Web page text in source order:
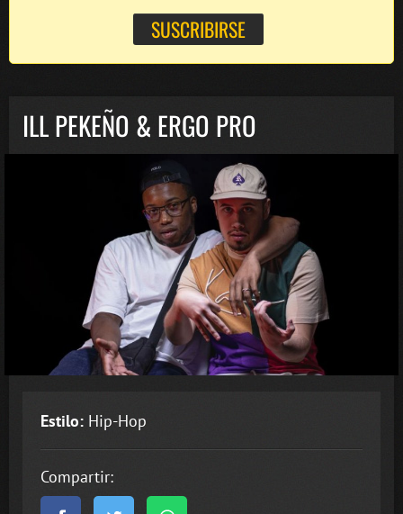
ILL PEKEÑO & ERGO PRO
Estilo: Hip-Hop
Compartir: